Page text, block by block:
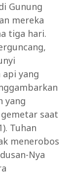
Gunung
mereka
tiga hari.
yang
yang
saat
Tuhan
menerobos
Nya